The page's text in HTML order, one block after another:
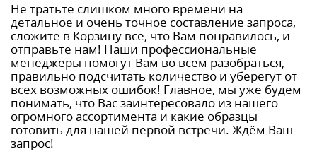
Не тратьте слишком много времени на
детальное и очень точное составление запроса,
сложите в Корзину все, что Вам понравилось, и
отправьте нам! Наши профессиональные
менеджеры помогут Вам во всем разобраться,
правильно подсчитать количество и уберегут от
всех возможных ошибок! Главное, мы уже будем
понимать, что Вас заинтересовало из нашего
огромного ассортимента и какие образцы
готовить для нашей первой встречи. Ждём Ваш
запрос!